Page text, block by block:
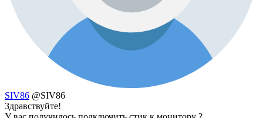
SIV86 @SIV86
Здравствуйте!